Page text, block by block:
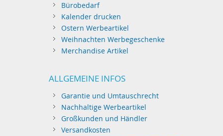
Bürobedarf
Kalender drucken
Ostern Werbeartikel
Weihnachten Werbegeschenke
Merchandise Artikel
ALLGEMEINE INFOS
Garantie und Umtauschrecht
Nachhaltige Werbeartikel
Großkunden und Händler
Versandkosten